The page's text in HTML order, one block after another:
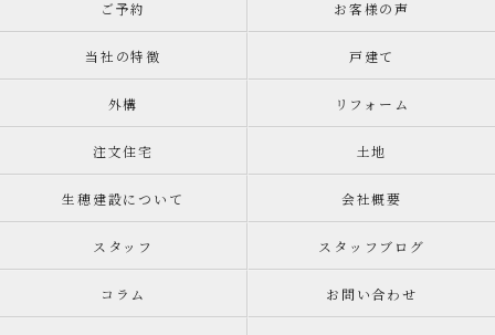
ご予約 お客様の声
当社の特徴 戸建て
外構 リフォーム
注文住宅 土地
生穂建設について 会社概要
スタッフ スタッフブログ
コラム お問い合わせ